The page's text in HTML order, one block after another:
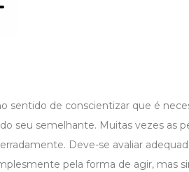
sentido de conscientizar que é
seu semelhante. Muitas vezes as
Deve-se avaliar
pela forma de agir, mas